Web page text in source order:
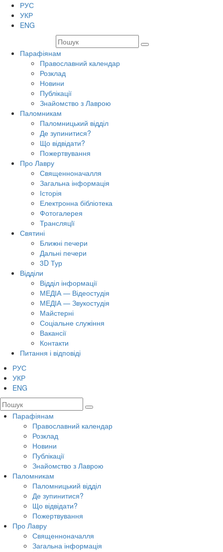
РУС
УКР
ENG
Парафіянам
Православний календар
Розклад
Новини
Публікації
Знайомство з Лаврою
Паломникам
Паломницький відділ
Де зупинитися?
Що відвідати?
Пожертвування
Про Лавру
Священноначалля
Загальна інформація
Історія
Електронна бібліотека
Фотогалерея
Трансляцiї
Святині
Ближні печери
Дальні печери
3D Тур
Відділи
Відділ інформації
МЕДІА — Відеостудія
МЕДІА — Звукостудія
Майстерні
Соціальне служіння
Вакансії
Контакти
Питання і відповіді
РУС
УКР
ENG
Парафіянам
Православний календар
Розклад
Новини
Публікації
Знайомство з Лаврою
Паломникам
Паломницький відділ
Де зупинитися?
Що відвідати?
Пожертвування
Про Лавру
Священноначалля
Загальна інформація